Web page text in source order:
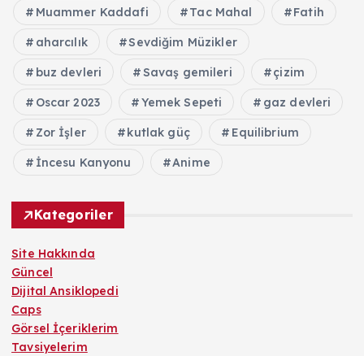
Muammer Kaddafi Tac Mahal Fatih
aharcılık Sevdiğim Müzikler
buz devleri Savaş gemileri çizim
Oscar 2023 Yemek Sepeti gaz devleri
Zor İşler kutlak güç Equilibrium
İncesu Kanyonu Anime
Kategoriler
Site Hakkında
Güncel
Dijital Ansiklopedi
Caps
Görsel İçeriklerim
Tavsiyelerim